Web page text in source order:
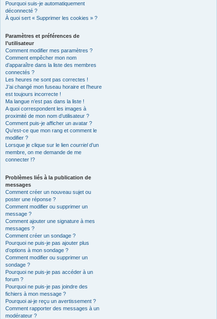
Pourquoi suis-je automatiquement
déconnecté ?
À quoi sert « Supprimer les cookies » ?
Paramètres et préférences de
l’utilisateur
Comment modifier mes paramètres ?
Comment empêcher mon nom
d’apparaître dans la liste des membres
connectés ?
Les heures ne sont pas correctes !
J’ai changé mon fuseau horaire et l’heure
est toujours incorrecte !
Ma langue n’est pas dans la liste !
A quoi correspondent les images à
proximité de mon nom d’utilisateur ?
Comment puis-je afficher un avatar ?
Qu’est-ce que mon rang et comment le
modifier ?
Lorsque je clique sur le lien courrield’un
membre, on me demande de me
connecter !?
Problèmes liés à la publication de
messages
Comment créer un nouveau sujet ou
poster une réponse ?
Comment modifier ou supprimer un
message ?
Comment ajouter une signature à mes
messages ?
Comment créer un sondage ?
Pourquoi ne puis-je pas ajouter plus
d’options à mon sondage ?
Comment modifier ou supprimer un
sondage ?
Pourquoi ne puis-je pas accéder à un
forum ?
Pourquoi ne puis-je pas joindre des
fichiers à mon message ?
Pourquoi ai-je reçu un avertissement ?
Comment rapporter des messages à un
modérateur ?